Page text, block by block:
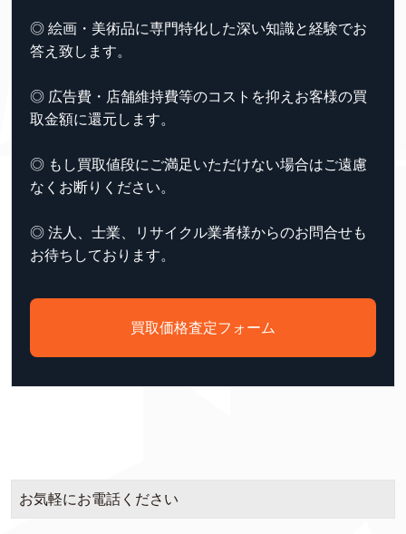
◎ 絵画・美術品に専門特化した深い知識と経験でお
答え致します。
◎ 広告費・店舗維持費等のコストを抑えお客様の買
取金額に還元します。
◎ もし買取値段にご満足いただけない場合はご遠慮
なくお断りください。
◎ 法人、士業、リサイクル業者様からのお問合せも
お待ちしております。
買取価格査定フォーム
お気軽にお電話ください